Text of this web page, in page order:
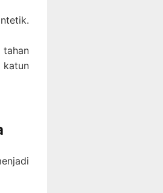
tahan
katun